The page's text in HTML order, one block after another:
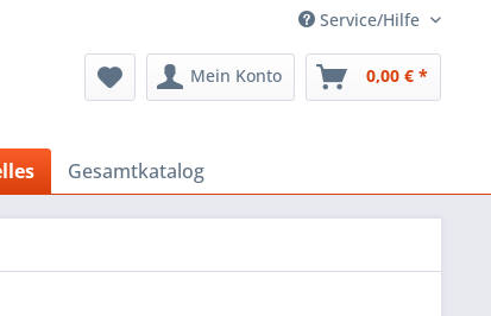
Service/Hilfe
Mein Konto 0,00 € *
Gesamtkatalog